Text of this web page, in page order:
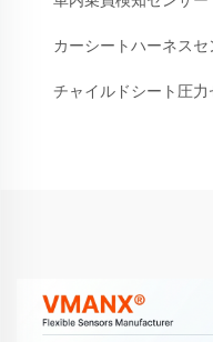
カーシートハーネスセ
チャイルドシート圧力